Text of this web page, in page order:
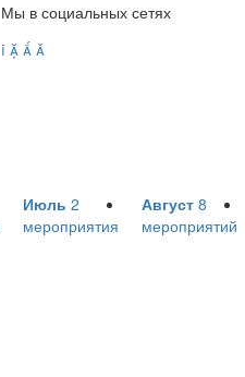
Мы в социальных сетях
   
Июль 2
мероприятия
Август 8
мероприятий